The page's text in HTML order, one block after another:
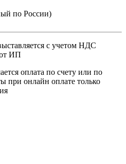
по России)
с учетом НДС
ИП
оплата по счету или по
при онлайн оплате только